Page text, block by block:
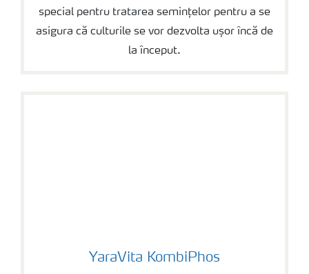
special pentru tratarea semințelor pentru a se
asigura că culturile se vor dezvolta ușor încă de
la început.
YaraVita KombiPhos
YaraVita KombiPhos